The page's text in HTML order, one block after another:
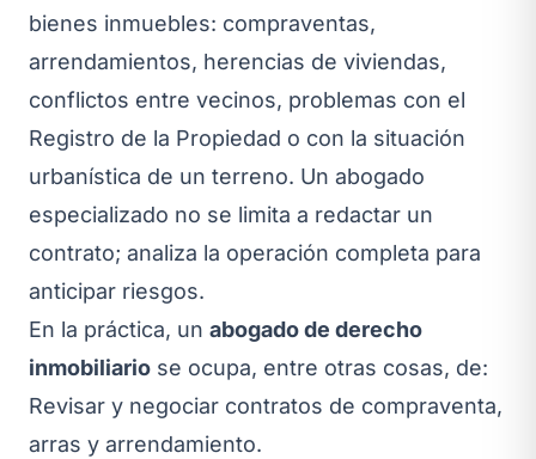
bienes inmuebles: compraventas,
arrendamientos, herencias de viviendas,
conflictos entre vecinos, problemas con el
Registro de la Propiedad o con la situación
urbanística de un terreno. Un abogado
especializado no se limita a redactar un
contrato; analiza la operación completa para
anticipar riesgos.
En la práctica, un abogado de derecho
inmobiliario se ocupa, entre otras cosas, de:
Revisar y negociar contratos de compraventa,
arras y arrendamiento.